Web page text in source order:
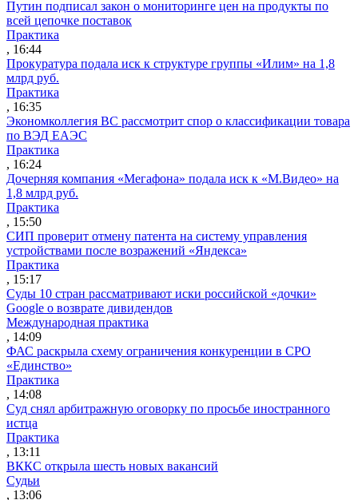
Путин подписал закон о мониторинге цен на продукты по
всей цепочке поставок
Практика
, 16:44
Прокуратура подала иск к структуре группы «Илим» на 1,8
млрд руб.
Практика
, 16:35
Экономколлегия ВС рассмотрит спор о классификации товара
по ВЭД ЕАЭС
Практика
, 16:24
Дочерняя компания «Мегафона» подала иск к «М.Видео» на
1,8 млрд руб.
Практика
, 15:50
СИП проверит отмену патента на систему управления
устройствами после возражений «Яндекса»
Практика
, 15:17
Суды 10 стран рассматривают иски российской «дочки»
Google о возврате дивидендов
Международная практика
, 14:09
ФАС раскрыла схему ограничения конкуренции в СРО
«Единство»
Практика
, 14:08
Суд снял арбитражную оговорку по просьбе иностранного
истца
Практика
, 13:11
ВККС открыла шесть новых вакансий
Судьи
, 13:06